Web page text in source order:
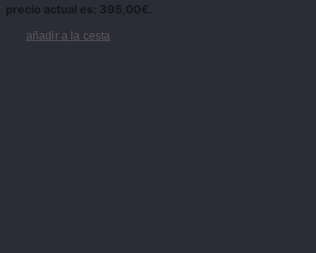
precio actual es: 395,00€.
añadir a la cesta